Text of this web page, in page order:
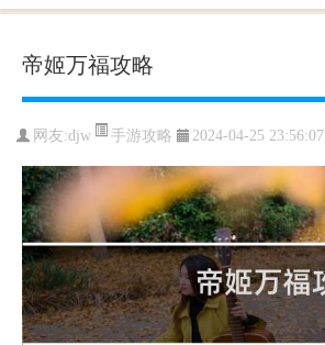
帝姬万福攻略
网友:djw 手游攻略 2024-04-25 23:56:07